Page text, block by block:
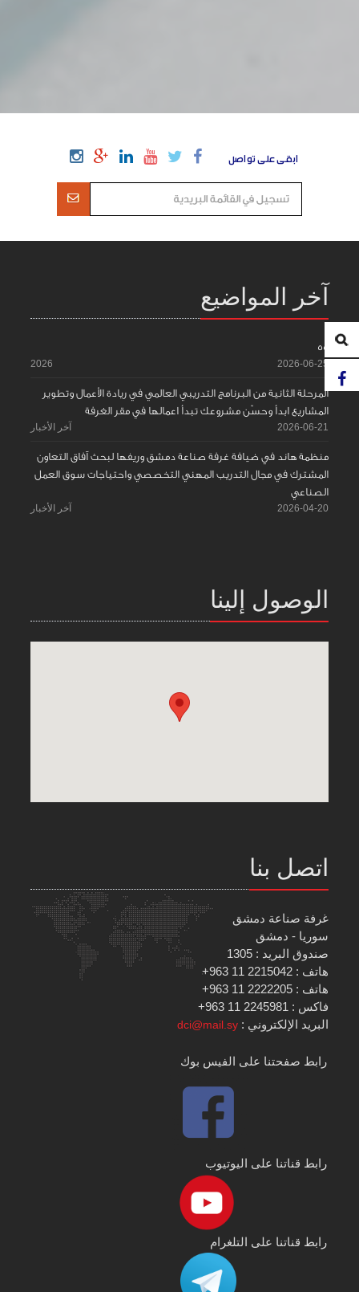
ابقى على تواصل
آخر المواضيع
55
2026-06-25
2026
المرحلة الثانية من البرنامج التدريبي العالمي في ريادة الأعمال وتطوير
المشاريع ابدأ وحسّن مشروعك تبدأ اعمالها في مقر الغرفة
2026-06-21 آخر الأخبار
منظمة هاند في ضيافة غرفة صناعة دمشق وريفها لبحث آفاق التعاون
المشترك في مجال التدريب المهني التخصصي واحتياجات سوق العمل
الصناعي
2026-04-20 آخر الأخبار
الوصول إلينا
اتصل بنا
غرفة صناعة دمشق
سوريا - دمشق
صندوق البريد : 1305
هاتف : 2215042 11 963+
هاتف : 2222205 11 963+
فاكس : 2245981 11 963+
البريد الإلكتروني :dci@mail.sy
رابط صفحتنا على الفيس بوك
رابط قناتنا على اليوتيوب
رابط قناتنا على التلغرام